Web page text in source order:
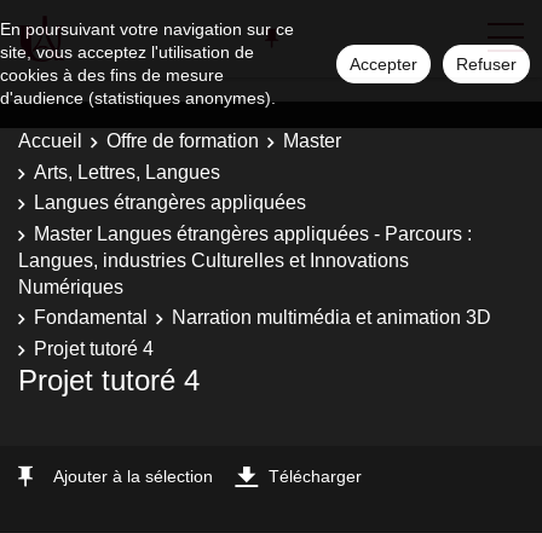
En poursuivant votre navigation sur ce
site, vous acceptez l'utilisation de
cookies à des fins de mesure
d'audience (statistiques anonymes).
Accepter Refuser
Accueil Offre de formation
Master
Arts, Lettres, Langues
Langues étrangères appliquées
Master Langues étrangères appliquées - Parcours :
Langues, industries Culturelles et Innovations
Numériques
Fondamental
Narration multimédia et animation 3D
Projet tutoré 4
Projet tutoré 4
Ajouter à la sélection Télécharger